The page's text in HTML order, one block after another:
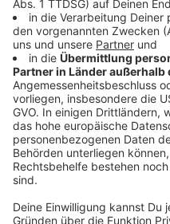
© ZDF/Thomas Kost
Anzeige
Auch wenn die
Serie Wilsberg gilt dies
wirklichen Leben wäre ich
längst in Pension. Film
behaupten wir, dass die
wurscht." Die